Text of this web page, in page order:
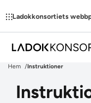
Ladokkonsortiets
Hem
Instruktioner